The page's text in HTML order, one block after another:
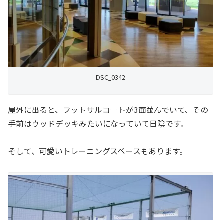
DSC_0342
屋外に出ると、フットサルコートが3面並んでいて、その
手前はウッドデッキみたいになっていて日陰です。
そして、可愛いトレーニングスペースもあります。